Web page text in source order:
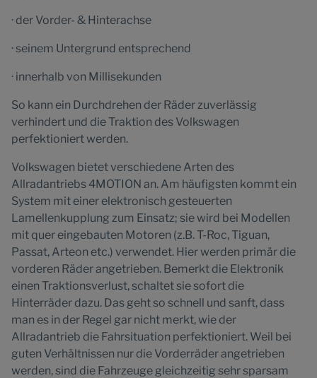
· der Vorder- & Hinterachse
· seinem Untergrund entsprechend
· innerhalb von Millisekunden
So kann ein Durchdrehen der Räder zuverlässig
verhindert und die Traktion des Volkswagen
perfektioniert werden.
Volkswagen bietet verschiedene Arten des
Allradantriebs 4MOTION an. Am häufigsten kommt ein
System mit einer elektronisch gesteuerten
Lamellenkupplung zum Einsatz; sie wird bei Modellen
mit quer eingebauten Motoren (z.B. T-Roc, Tiguan,
Passat, Arteon etc.) verwendet. Hier werden primär die
vorderen Räder angetrieben. Bemerkt die Elektronik
einen Traktionsverlust, schaltet sie sofort die
Hinterräder dazu. Das geht so schnell und sanft, dass
man es in der Regel gar nicht merkt, wie der
Allradantrieb die Fahrsituation perfektioniert. Weil bei
guten Verhältnissen nur die Vorderräder angetrieben
werden, sind die Fahrzeuge gleichzeitig sehr sparsam